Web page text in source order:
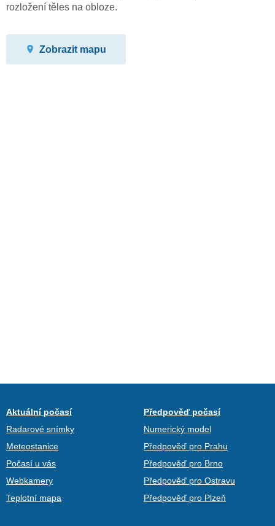
rozložení těles na obloze.
Zobrazit mapu
Aktuální počasí
Radarové snímky
Meteostanice
Počasí u vás
Webkamery
Teplotní mapa
Předpověď počasí
Numerický model
Předpověď pro Prahu
Předpověď pro Brno
Předpověď pro Ostravu
Předpověď pro Plzeň